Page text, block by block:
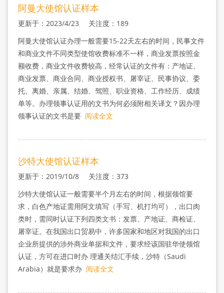
阿曼大使馆认证样本
更新于：2023/4/23 关注度：189
阿曼大使馆认证办理一般需要15-22天左右的时间，民事文件
和商业文件不同类型使馆收费标准不一样，商业发票按照金
额收费，商业文件收费较高，经常认证的文件有：产地证、
商业发票、商业合同、商业授权书、屠宰证、民事协议、委
托、离婚、亲属、结婚、驾照、职业资格、工作经历、成绩
单等。办理领事认证用的文书为何必须附相关译文？因办理
领事认证的文书是要 阅读全文
沙特大使馆认证样本
更新于：2019/10/8 关注度：373
沙特大使馆认证一般需要半个月左右的时间，根据领馆要
求，白色产地证需用阿文填写（手写、机打均可），出口肉
类时，需同时认证下列四类文书：发票、产地证、商检证、
屠宰证。在我国出口贸易中，许多国家和地区对我国的出口
企业所提供的涉外商业单据和文件，要求经该国驻华使领馆
认证，方可在进口时办 理通关结汇手续，沙特（Saudi
Arabia）就是要求办 阅读全文